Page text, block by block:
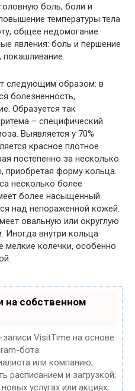
боль, боли и
температуры тела
общее недомогание.
явления: боль и першение
покашливание.
следующим образом: в
болезненность,
Образуется так
– специфический
Выявляется у 70%
красное плотное
постепенно за несколько
приобретая форму кольца.
несколько более
более насыщенный
над непораженной кожей.
овальную или округлую
внутри кольца
мелкие колечки, особенно
на собственном
VisitTime на основе
бота:
или компанию;
расписанием и загрузкой;
услугах или акциях;